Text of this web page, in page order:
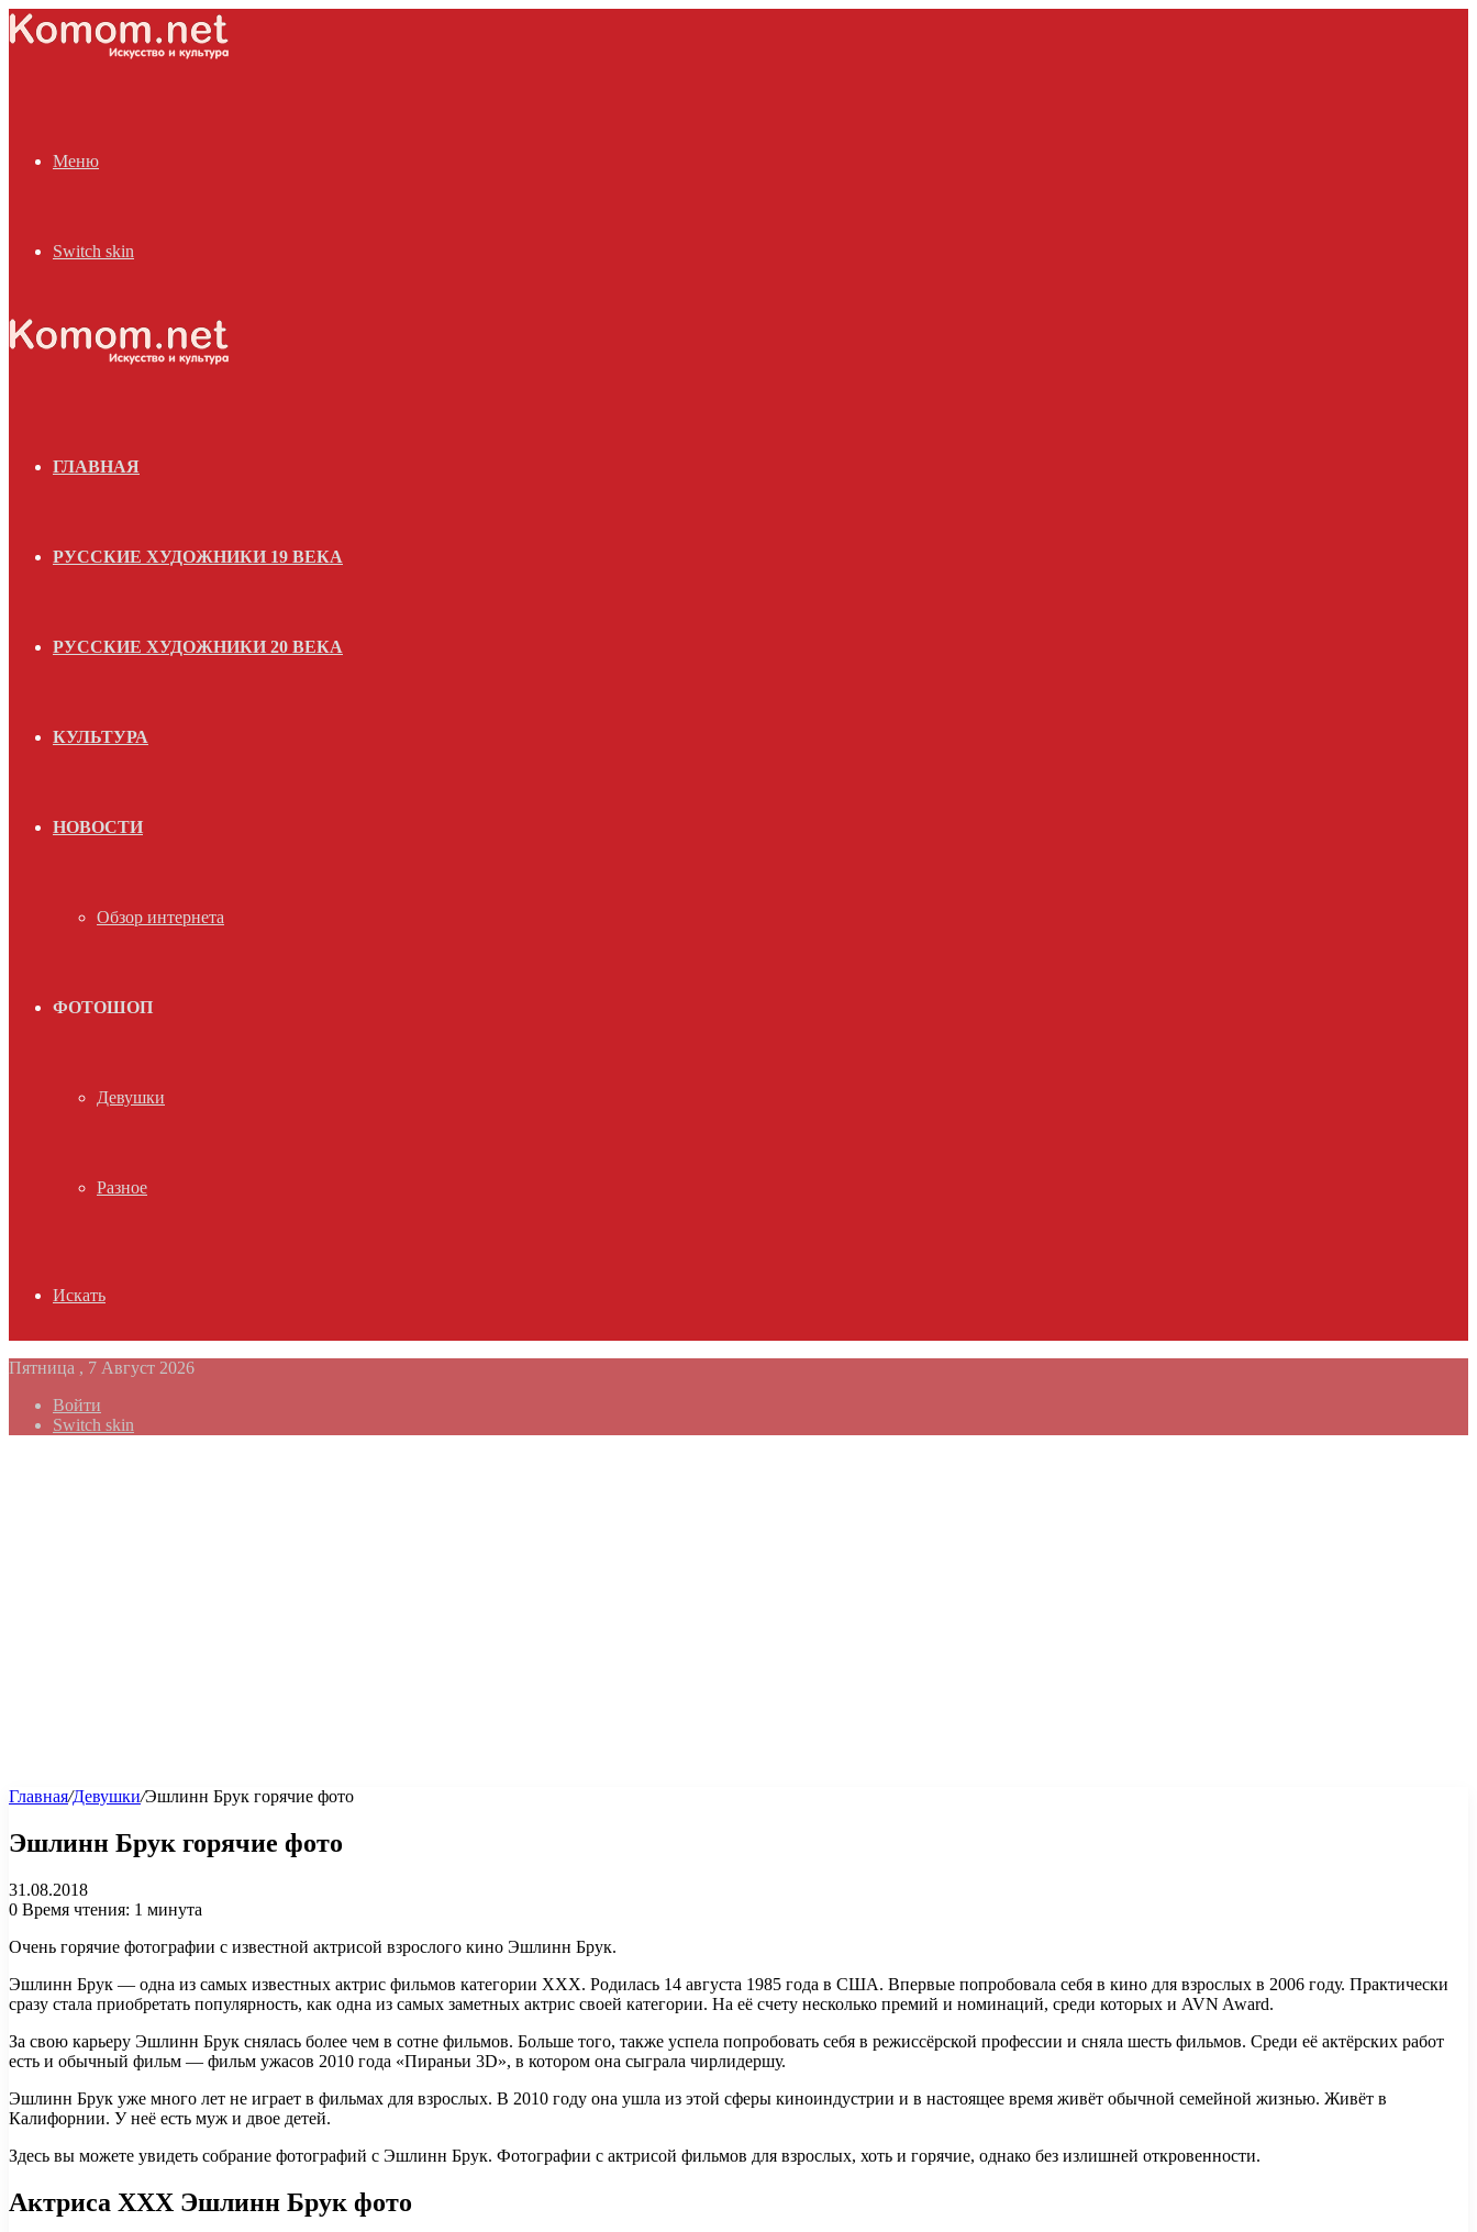
Меню
Switch skin
ГЛАВНАЯ
РУССКИЕ ХУДОЖНИКИ 19 ВЕКА
РУССКИЕ ХУДОЖНИКИ 20 ВЕКА
КУЛЬТУРА
НОВОСТИ
Обзор интернета
ФОТОШОП
Девушки
Разное
Искать
Пятница , 7 Август 2026
Войти
Switch skin
Главная/Девушки/Эшлинн Брук горячие фото
Эшлинн Брук горячие фото
31.08.2018
0 Время чтения: 1 минута
Очень горячие фотографии с известной актрисой взрослого кино Эшлинн Брук.
Эшлинн Брук — одна из самых известных актрис фильмов категории XXX. Родилась 14 августа 1985 года в США. Впервые попробовала себя в кино для взрослых в 2006 году. Практически
сразу стала приобретать популярность, как одна из самых заметных актрис своей категории. На её счету несколько премий и номинаций, среди которых и AVN Award.
За свою карьеру Эшлинн Брук снялась более чем в сотне фильмов. Больше того, также успела попробовать себя в режиссёрской профессии и сняла шесть фильмов. Среди её актёрских работ
есть и обычный фильм — фильм ужасов 2010 года «Пираньи 3D», в котором она сыграла чирлидершу.
Эшлинн Брук уже много лет не играет в фильмах для взрослых. В 2010 году она ушла из этой сферы киноиндустрии и в настоящее время живёт обычной семейной жизнью. Живёт в
Калифорнии. У неё есть муж и двое детей.
Здесь вы можете увидеть собрание фотографий с Эшлинн Брук. Фотографии с актрисой фильмов для взрослых, хоть и горячие, однако без излишней откровенности.
Актриса XXX Эшлинн Брук фото